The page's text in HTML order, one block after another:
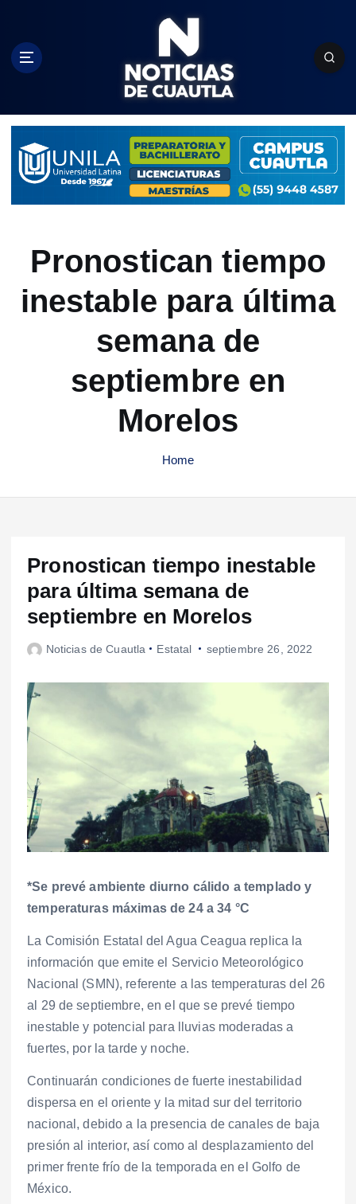
c
Pronostican tiempo
inestable para última
semana de
septiembre en
Morelos
Home
Pronostican tiempo inestable
para última semana de
septiembre en Morelos
Noticias de Cuautla Estatal septiembre 26, 2022
*Se prevé ambiente diurno cálido a templado y
temperaturas máximas de 24 a 34 °C
La Comisión Estatal del Agua Ceagua replica la
información que emite el Servicio Meteorológico
Nacional (SMN), referente a las temperaturas del 26
al 29 de septiembre, en el que se prevé tiempo
inestable y potencial para lluvias moderadas a
fuertes, por la tarde y noche.
Continuarán condiciones de fuerte inestabilidad
dispersa en el oriente y la mitad sur del territorio
nacional, debido a la presencia de canales de baja
presión al interior, así como al desplazamiento del
primer frente frío de la temporada en el Golfo de
México.